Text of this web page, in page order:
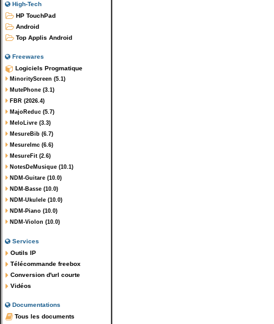
High-Tech
HP TouchPad
Android
Top Applis Android
Freewares
Logiciels Progmatique
MinorityScreen (5.1)
MutePhone (3.1)
FBR (2026.4)
MajoReduc (5.7)
MeloLivre (3.3)
MesureBib (6.7)
MesureImc (6.6)
MesureFit (2.6)
NotesDeMusique (10.1)
NDM-Guitare (10.0)
NDM-Basse (10.0)
NDM-Ukulele (10.0)
NDM-Piano (10.0)
NDM-Violon (10.0)
Services
Outils IP
Télécommande freebox
Conversion d'url courte
Vidéos
Documentations
Tous les documents